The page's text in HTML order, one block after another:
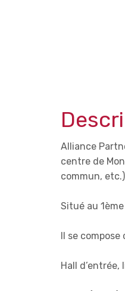
Alliance
centre de
commun,
Situé au
Il se compose
Hall d’entrée,